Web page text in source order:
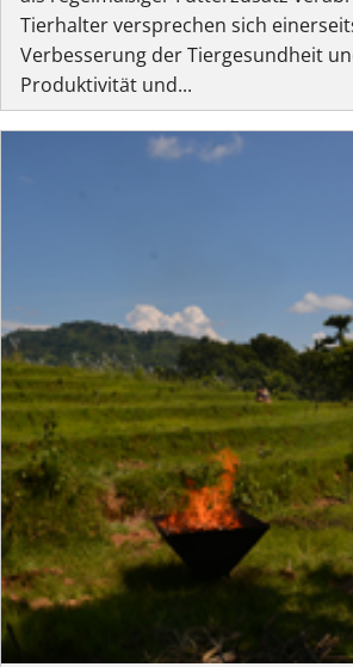
Tierhalter versprechen sich
Verbesserung der Tiergesundheit
Produktivität und...